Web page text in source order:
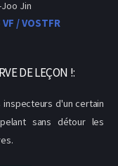
Joo Jin
/ VOSTFR
DE LEÇON !:
d'un certain
sans détour les